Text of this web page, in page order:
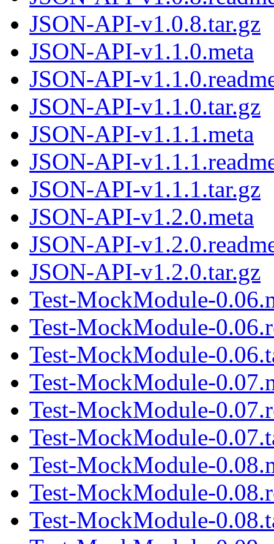
JSON-API-v1.0.8.tar.gz
JSON-API-v1.1.0.meta
JSON-API-
JSON-API-v1.1.0.tar.gz
JSON-API-v1.1.1.meta
JSON-API-
JSON-API-v1.1.1.tar.gz
JSON-API-v1.2.0.meta
JSON-API-
JSON-API-v1.2.0.tar.gz
Test-MockModule-
Test-MockModule-
Test-MockModule-
Test-MockModule-
Test-MockModule-
Test-MockModule-
Test-MockModule-
Test-MockModule-
Test-MockModule-